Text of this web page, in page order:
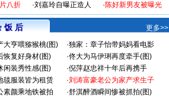
八折
·刘嘉玲自曝正造人
·陈好新男友被曝光
饭 后
更多>>
大亨喂猕猴桃(图) ·独家：章子怡带妈妈看电影
恢复好身材(图) ·佟大为马伊琍再度牵手(图)
闲装秀性感(图) ·倪萍赵忠祥十年后再携手
毯服装皆为租赁 ·刘涛富豪老公为家产求生子
素颜乘地铁被拍 ·舒淇醉酒瞬间惨被抓拍(图)